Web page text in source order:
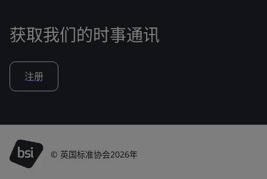
获取我们的时事通讯
注册
© 英国标准协会2026年